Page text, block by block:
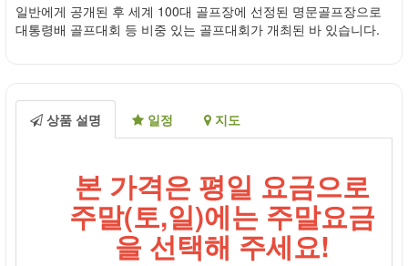
일반에게 공개된 후 세계 100대 골프장에 선정된 명문골프장으로
대통령배 골프대회 등 비중 있는 골프대회가 개최된 바 있습니다.
상품 설명 일정 지도
본 가격은 평일 요금으로
주말(토,일)에는 주말요금
을 선택해 주세요!